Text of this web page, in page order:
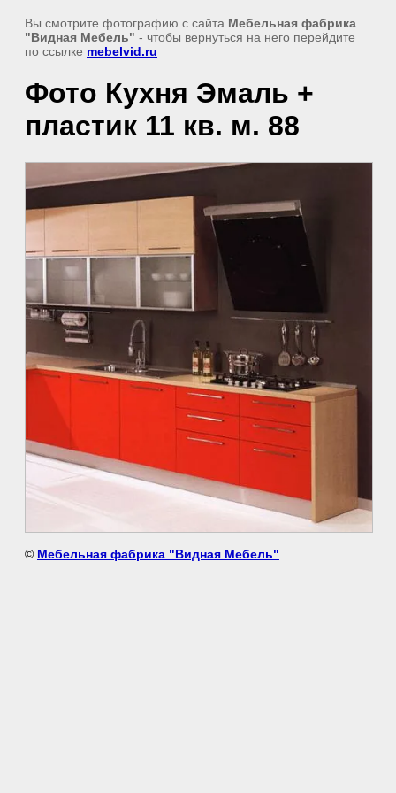
Вы смотрите фотографию с сайта Мебельная фабрика
"Видная Мебель" - чтобы вернуться на него перейдите
по ссылке mebelvid.ru
Фото Кухня Эмаль +
пластик 11 кв. м. 88
© Мебельная фабрика "Видная Мебель"